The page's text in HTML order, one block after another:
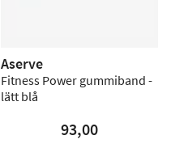
Aserve
Fitness Power gummiband -
lätt blå
93,00